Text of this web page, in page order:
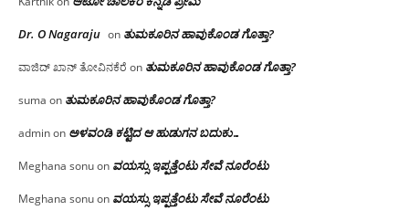
Dr. O Nagaraju on ತುಮಕೂರಿನ ಹಾವುಕೊಂಡ ಗೊತ್ತಾ?
ವಾಜಿದ್ ಖಾನ್ ತೋವಿನಕೆರೆ on ತುಮಕೂರಿನ ಹಾವುಕೊಂಡ ಗೊತ್ತಾ?
suma on ತುಮಕೂರಿನ ಹಾವುಕೊಂಡ ಗೊತ್ತಾ?
adminon ಅಳವಂಡಿ ಕಟ್ಟಿದ ಆ ಹುಡುಗನ ಬದುಕು…
Meghana sonuon ವಯಸ್ಸು ಇಪ್ಪತ್ತೆಂಟು ಸೇವೆ ನೂರೆಂಟು
Meghana sonuon ವಯಸ್ಸು ಇಪ್ಪತ್ತೆಂಟು ಸೇವೆ ನೂರೆಂಟು